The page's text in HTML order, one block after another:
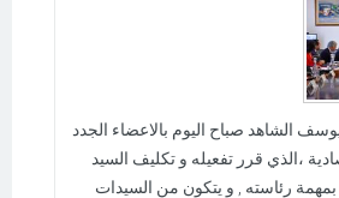
الشاهد صباح اليوم بالاعضاء الجدد
،الذي قرر تفعيله و تكليف السيد
رئاسته , و يتكون من السيدات